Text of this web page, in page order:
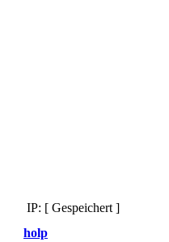
IP: [ Gespeichert ]
holp